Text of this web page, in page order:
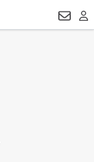
DRON UDA